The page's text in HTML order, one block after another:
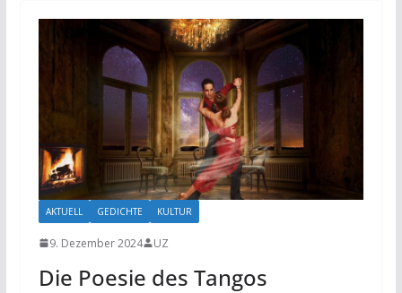
AKTUELL GEDICHTE KULTUR
9. Dezember 2024 UZ
Die Poesie des Tangos